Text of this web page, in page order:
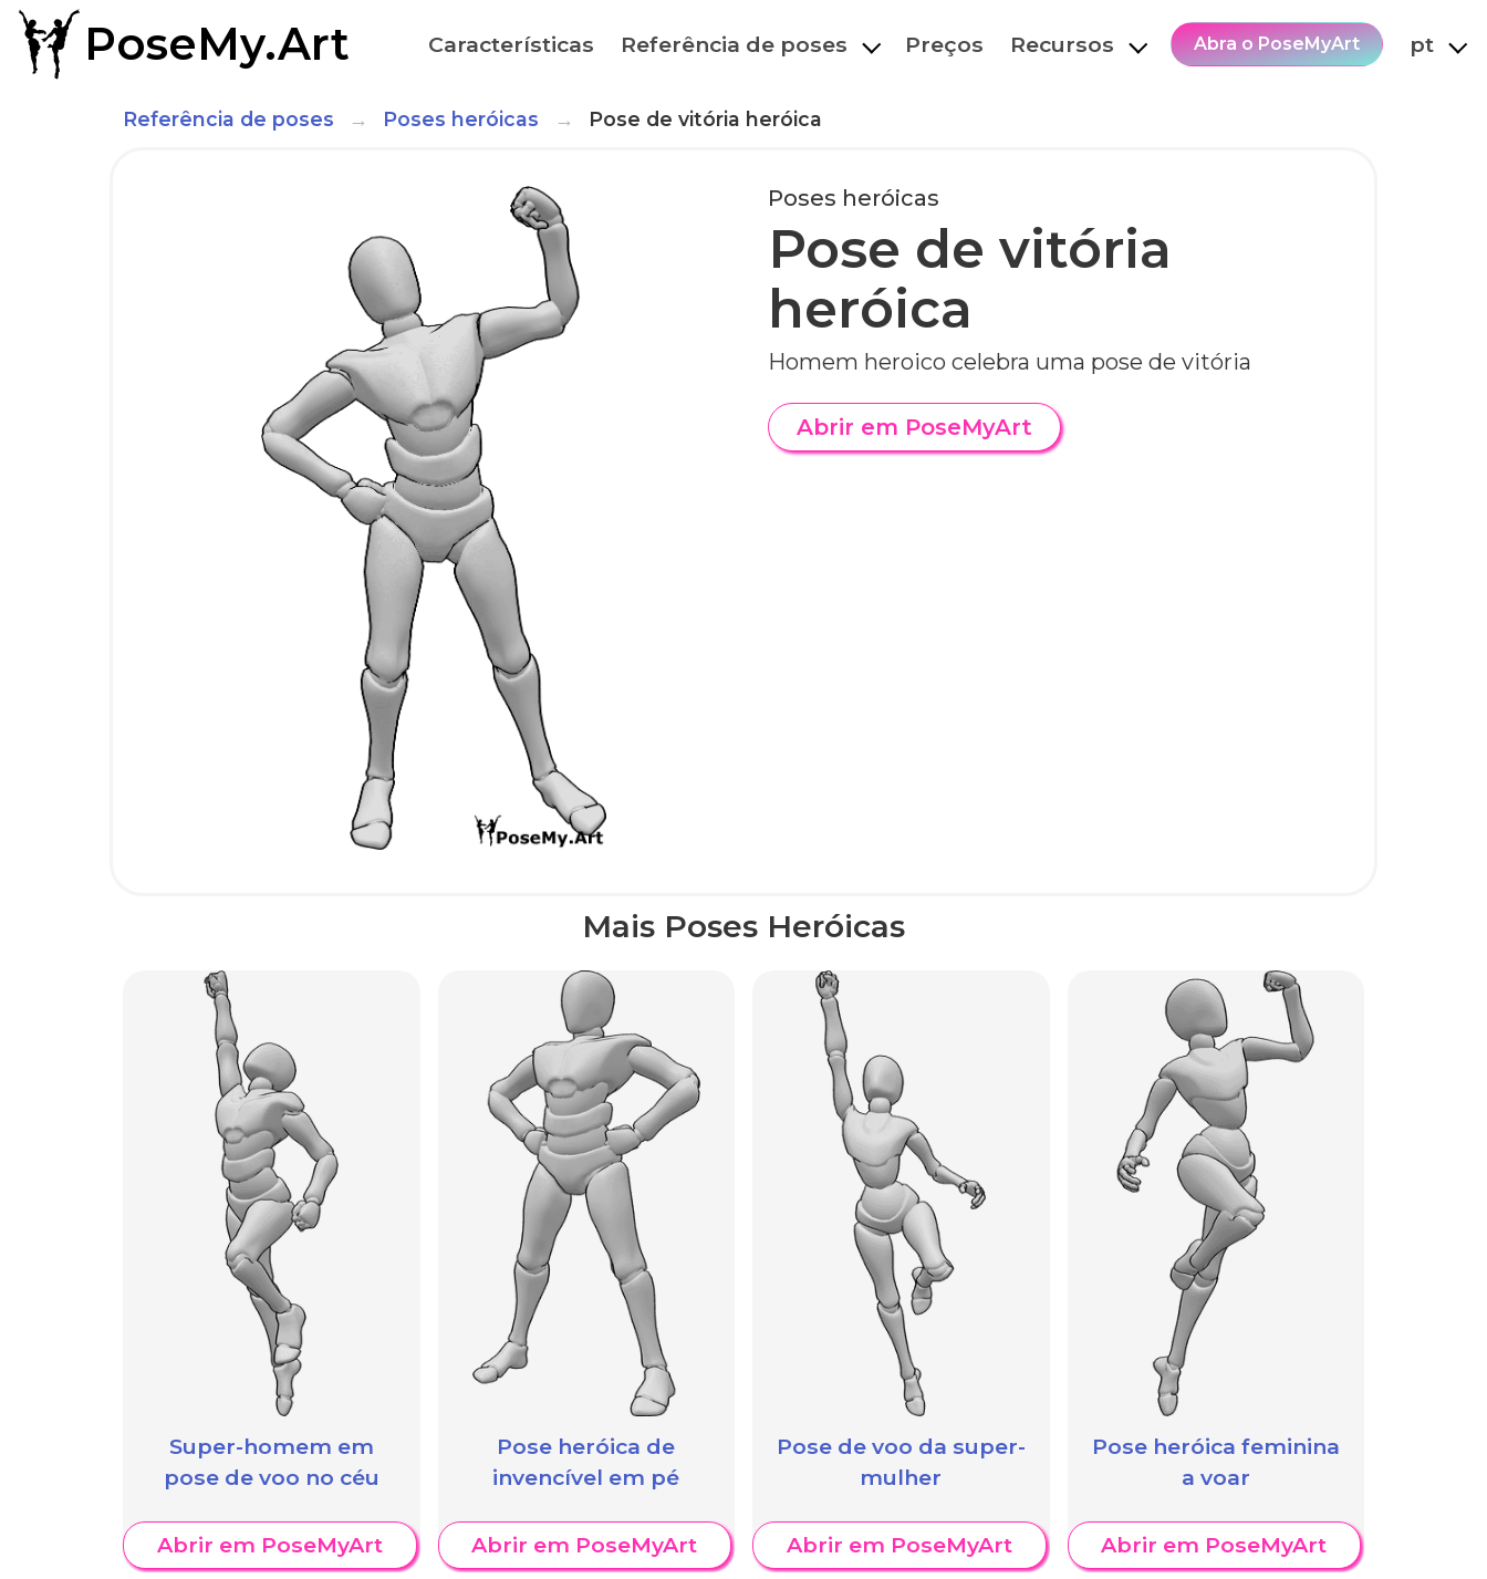
PoseMy.Art Características Referência de poses Preços Recursos Abra o PoseMyArt pt
Referência de poses Poses heróicas Pose de vitória heróica
Poses heróicas
Pose de vitória
heróica
Homem heroico celebra uma pose de vitória
Abrir em PoseMyArt
Mais Poses Heróicas
Super-homem em
pose de voo no céu
Abrir em PoseMyArt
Pose heróica de
invencível em pé
Abrir em PoseMyArt
Pose de voo da super-
mulher
Abrir em PoseMyArt
Pose heróica feminina
a voar
Abrir em PoseMyArt